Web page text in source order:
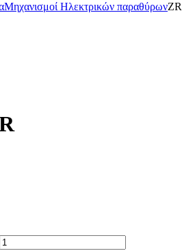
Μηχανισμοί Ηλεκτρικών παραθύρωνZR